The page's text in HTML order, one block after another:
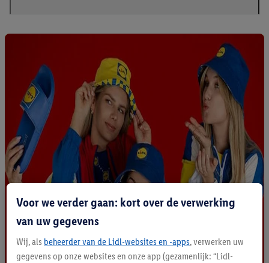
Voor we verder gaan: kort over de verwerking
van uw gegevens
Wij, als beheerder van de Lidl-websites en -apps, verwerken uw
gegevens op onze websites en onze app (gezamenlijk: “Lidl-